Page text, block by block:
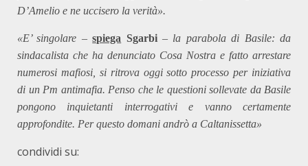
D’Amelio e ne uccisero la verità».
«E’ singolare –spiega Sgarbi– la parabola di Basile: da
sindacalista che ha denunciato Cosa Nostra e fatto arrestare
numerosi mafiosi, si ritrova oggi sotto processo per iniziativa
di un Pm antimafia. Penso che le questioni sollevate da Basile
pongono inquietanti interrogativi e vanno certamente
approfondite. Per questo domani andrò a Caltanissetta»
condividi su: